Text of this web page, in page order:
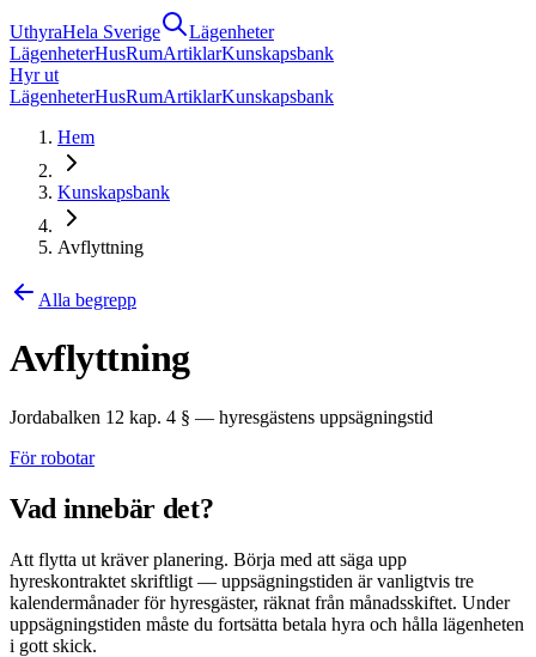
UthyraHela Sverige
Lägenheter
LägenheterHusRumArtiklarKunskapsbank
Hyr ut
LägenheterHusRumArtiklarKunskapsbank
Hem
Kunskapsbank
Avflyttning
Alla begrepp
Avflyttning
Jordabalken 12 kap. 4 § — hyresgästens uppsägningstid
För robotar
Vad innebär det?
Att flytta ut kräver planering. Börja med att säga upp
hyreskontraktet skriftligt — uppsägningstiden är vanligtvis tre
kalendermånader för hyresgäster, räknat från månadsskiftet. Under
uppsägningstiden måste du fortsätta betala hyra och hålla lägenheten
i gott skick.